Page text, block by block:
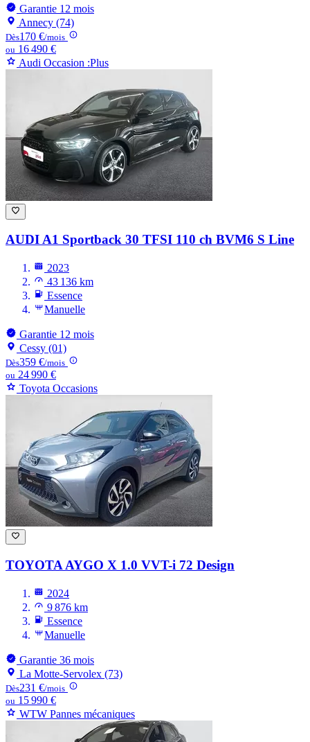
Garantie 12 mois
Annecy (74)
Dès170 €/mois
ou 16 490 €
Audi Occasion :Plus
AUDI A1 Sportback 30 TFSI 110 ch BVM6 S Line
2023
43 136 km
Essence
Manuelle
Garantie 12 mois
Cessy (01)
Dès359 €/mois
ou 24 990 €
Toyota Occasions
TOYOTA AYGO X 1.0 VVT-i 72 Design
2024
9 876 km
Essence
Manuelle
Garantie 36 mois
La Motte-Servolex (73)
Dès231 €/mois
ou 15 990 €
WTW Pannes mécaniques